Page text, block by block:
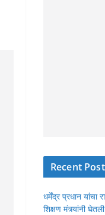
Recent
धर्मेंद्र प्रधान यांचा
शिक्षण मंत्र्यांनी